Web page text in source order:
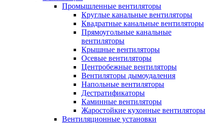
Промышленные вентиляторы
Круглые канальные вентиляторы
Квадратные канальные вентиляторы
Прямоугольные канальные
вентиляторы
Крышные вентиляторы
Осевые вентиляторы
Центробежные вентиляторы
Вентиляторы дымоудаления
Напольные вентиляторы
Дестратификаторы
Каминные вентиляторы
Жаростойкие кухонные вентиляторы
Вентиляционные установки